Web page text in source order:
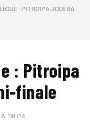
: PITROIPA JOUERA
: Pitroipa
finale
19H14